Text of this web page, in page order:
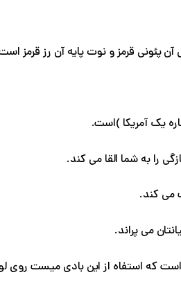
یک آمریکا )است.
را به شما القا می کند.
می کند.
می پراند.
که استفاه از این بادی میست روی